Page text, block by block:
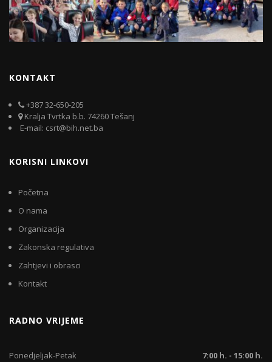
KONTAKT
+387 32-650-205
Kralja Tvrtka b.b. 74260 Tešanj
E-mail: csrt@bih.net.ba
KORISNI LINKOVI
Početna
O nama
Organizacija
Zakonska regulativa
Zahtjevi i obrasci
Kontakt
RADNO VRIJEME
Ponedjeljak-Petak 7:00 h. - 15:00 h.